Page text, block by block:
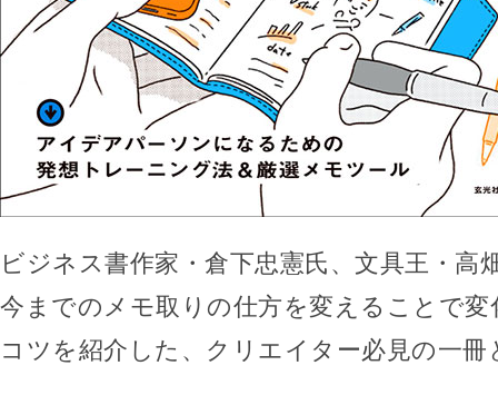
ビジネス書作家・倉下忠憲氏、文具王・高
今までのメモ取りの仕方を変えることで
コツを紹介した、クリエイター必見の一